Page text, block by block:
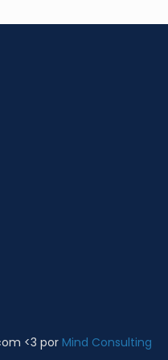
<3 por Mind Consulting